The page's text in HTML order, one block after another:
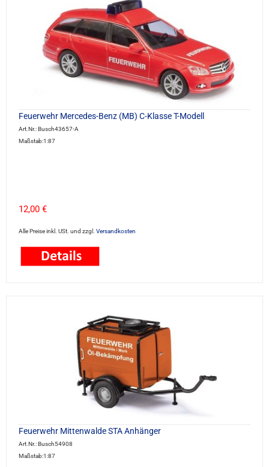
Feuerwehr Mercedes-Benz (MB) C-Klasse T-Modell
Art.Nr.: Busch43657-A
Maßstab:1:87
12,00 €
Alle Preise inkl. USt. und zzgl. Versandkosten
Feuerwehr Mittenwalde STA Anhänger
Art.Nr.: Busch54908
Maßstab:1:87